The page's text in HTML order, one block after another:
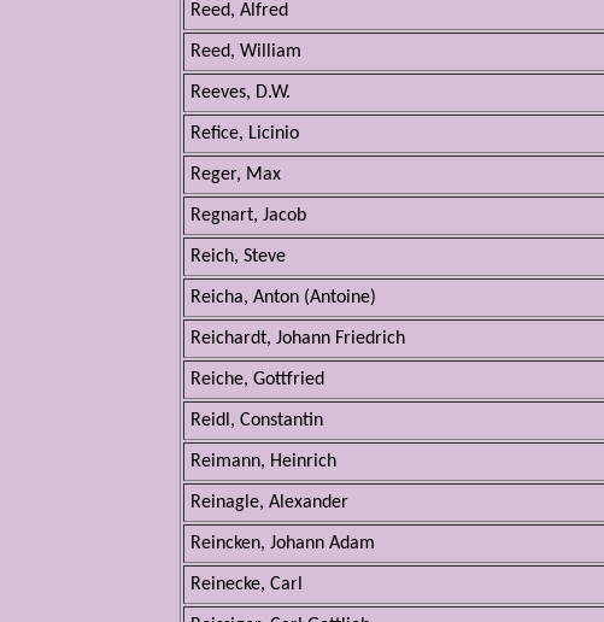
Reed, Alfred
Reed, William
Reeves, D.W.
Refice, Licinio
Reger, Max
Regnart, Jacob
Reich, Steve
Reicha, Anton (Antoine)
Reichardt, Johann Friedrich
Reiche, Gottfried
Reidl, Constantin
Reimann, Heinrich
Reinagle, Alexander
Reincken, Johann Adam
Reinecke, Carl